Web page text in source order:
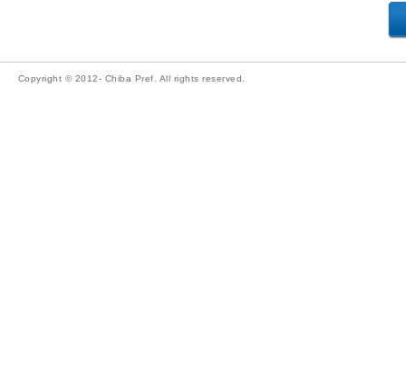
Copyright © 2012- Chiba Pref. All rights reserved.